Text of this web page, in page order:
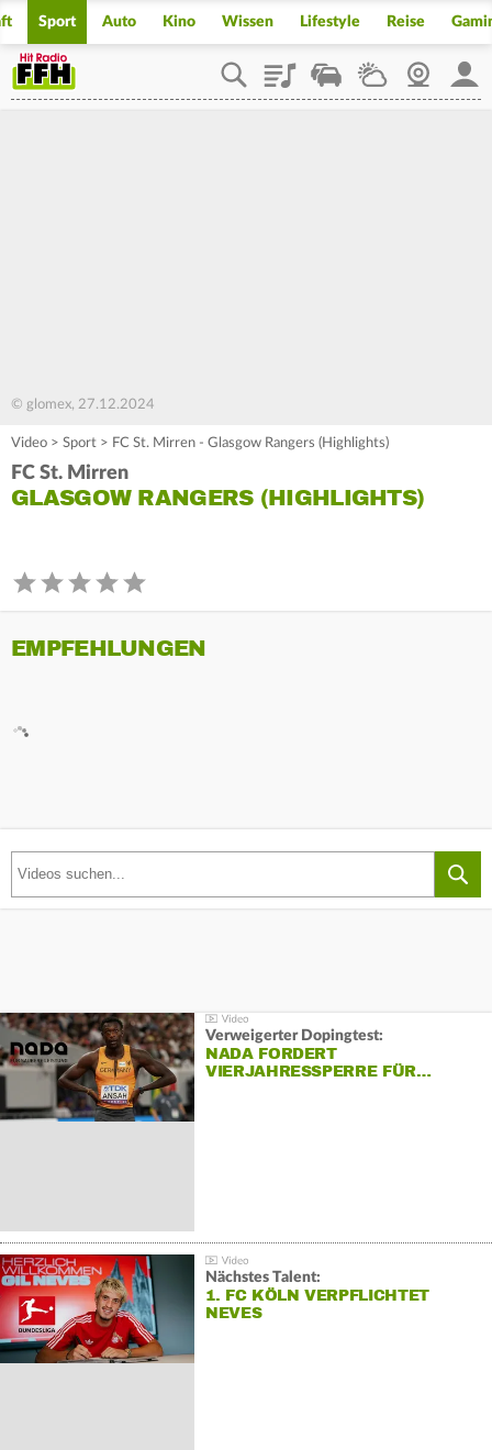
Sport Auto Kino Wissen Lifestyle Reise
PlaylistStaupilotWetterWebcam
© glomex, 27.12.2024
Video > Sport > FC St. Mirren - Glasgow Rangers (Highlights)
FC St. Mirren
GLASGOW RANGERS (HIGHLIGHTS)
EMPFEHLUNGEN
Verweigerter Dopingtest:
NADA FORDERT
VIERJAHRESSPERRE FÜR…
Nächstes Talent:
1. FC KÖLN VERPFLICHTET
NEVES